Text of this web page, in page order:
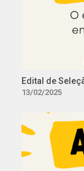
Edital de
13/02/2025